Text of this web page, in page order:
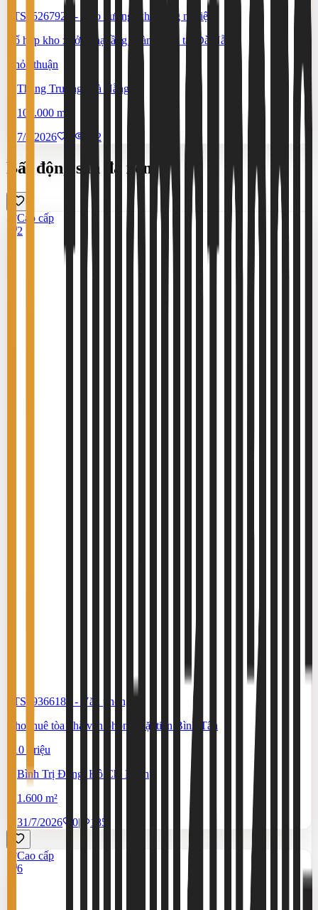
#TS65267922 -
Kho xưởng, khu công nghiệp
Tổ hợp kho xưởng hạ tầng hoàn chỉnh tại Đà Nẵng
Thỏa thuận
Thăng Trường, Đà Nẵng
100.000 m²
7/7/2026
582
Bất động sản đã xem
Cao cấp
2
#TS19366183 -
Văn phòng
Cho thuê tòa nhà văn phòng mặt tiền Bình Tân
210 Triệu
Bình Trị Đông, Hồ Chí Minh
1.600 m²
31/7/2026
0| 185
Cao cấp
6